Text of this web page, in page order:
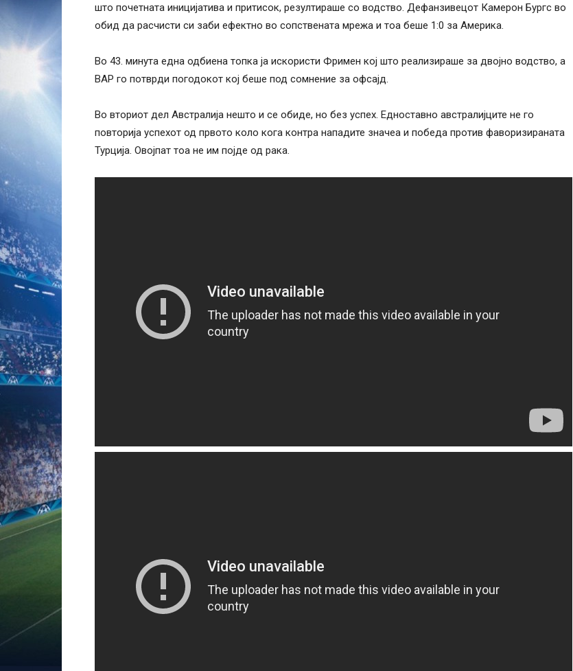
што почетната иницијатива и притисок, резултираше со водство. Дефанзивецот Камерон Бургс во
обид да расчисти си заби ефектно во сопствената мрежа и тоа беше 1:0 за Америка.
Во 43. минута една одбиена топка ја искористи Фримен кој што реализираше за двојно водство, а
ВАР го потврди погодокот кој беше под сомнение за офсајд.
Во вториот дел Австралија нешто и се обиде, но без успех. Едноставно австралијците не го
повторија успехот од првото коло кога контра нападите значеа и победа против фаворизираната
Турција. Овојпат тоа не им појде од рака.